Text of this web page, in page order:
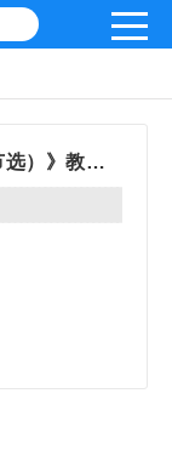
(统编选择性必修上）《老人与海（节选）》教学设计+配套课件